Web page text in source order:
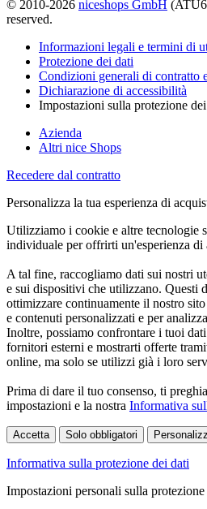
© 2010-2026 niceshops GmbH
reserved.
Informazioni legali e termini di
Protezione dei dati
Condizioni generali di contratto
Dichiarazione di accessibilità
Impostazioni sulla protezione
Azienda
Altri nice Shops
Recedere dal contratto
Personalizza la tua esperienza di
Utilizziamo i cookie e altre tecnologie
individuale per offrirti un'esperienza di
A tal fine, raccogliamo dati sui nostri
e sui dispositivi che utilizzano. Questi
ottimizzare continuamente il nostro
e contenuti personalizzati e per
Inoltre, possiamo confrontare i tuoi
fornitori esterni e mostrarti offerte
online, ma solo se utilizzi già i loro
Prima di dare il tuo consenso, ti
impostazioni e la nostra Informativa
Accetta Solo obbligatori
Informativa sulla protezione dei dati
Impostazioni personali sulla protezione